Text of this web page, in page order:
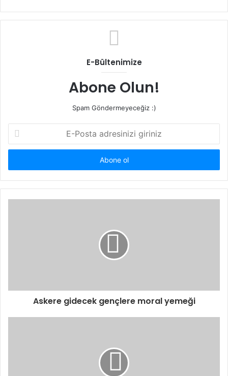
E-Bültenimize
Abone Olun!
Spam Göndermeyeceğiz :)
Posta
adresinizi
Askere gidecek gençlere moral yemeği